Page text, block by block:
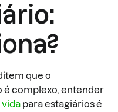
que o
é complexo, entender
para estagiários é